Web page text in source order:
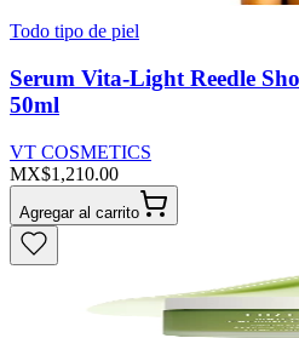
Todo tipo de piel
Serum Vita-Light Reedle
50ml
VT COSMETICS
MX$1,210.00
Agregar al carrito